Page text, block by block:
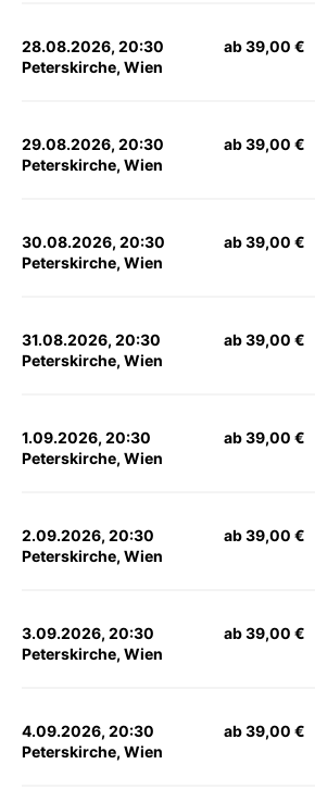
28.08.2026, 20:30
Peterskirche, Wien
ab 39,00 €
29.08.2026, 20:30
Peterskirche, Wien
ab 39,00 €
30.08.2026, 20:30
Peterskirche, Wien
ab 39,00 €
31.08.2026, 20:30
Peterskirche, Wien
ab 39,00 €
1.09.2026, 20:30
Peterskirche, Wien
ab 39,00 €
2.09.2026, 20:30
Peterskirche, Wien
ab 39,00 €
3.09.2026, 20:30
Peterskirche, Wien
ab 39,00 €
4.09.2026, 20:30
Peterskirche, Wien
ab 39,00 €